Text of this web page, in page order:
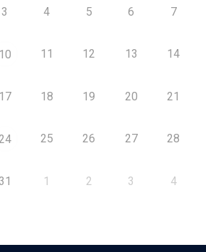
3 4 5 6 7
10 11 12 13 14
17 18 19 20 21
25 26 27 28
1 2 3 4